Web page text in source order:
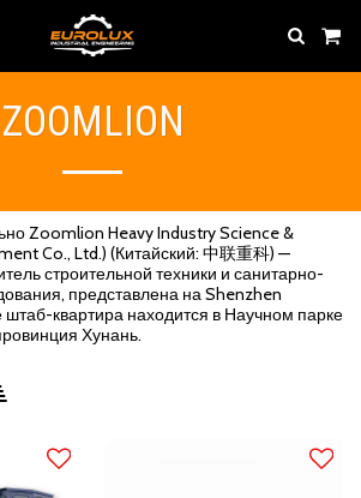
ZOOMLION
Zoomlion Heavy Industry Science &
Co., Ltd.) (Китайский: 中联重科) —
строительной техники и санитарно-
представлена на Shenzhen
квартира находится в Научном парке
Хунань.